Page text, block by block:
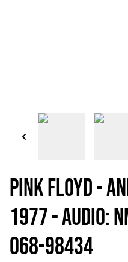
PINK FLOYD -
1977 - Audio:
068-98434